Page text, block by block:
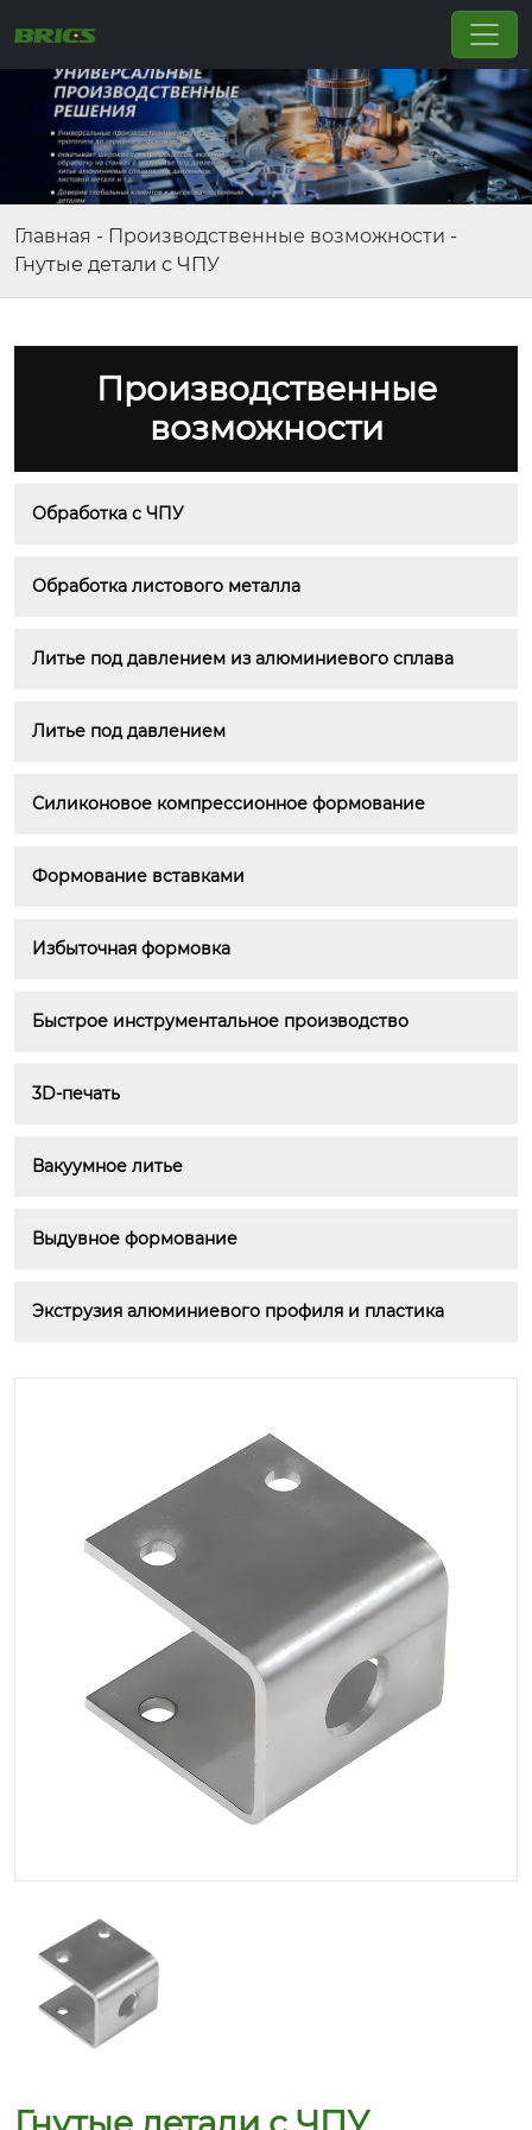
Главная - Производственные возможности -
Гнутые детали с ЧПУ
Производственные
возможности
Обработка с ЧПУ
Обработка листового металла
Литье под давлением из алюминиевого сплава
Литье под давлением
Силиконовое компрессионное формование
Формование вставками
Избыточная формовка
Быстрое инструментальное производство
3D-печать
Вакуумное литье
Выдувное формование
Экструзия алюминиевого профиля и пластика